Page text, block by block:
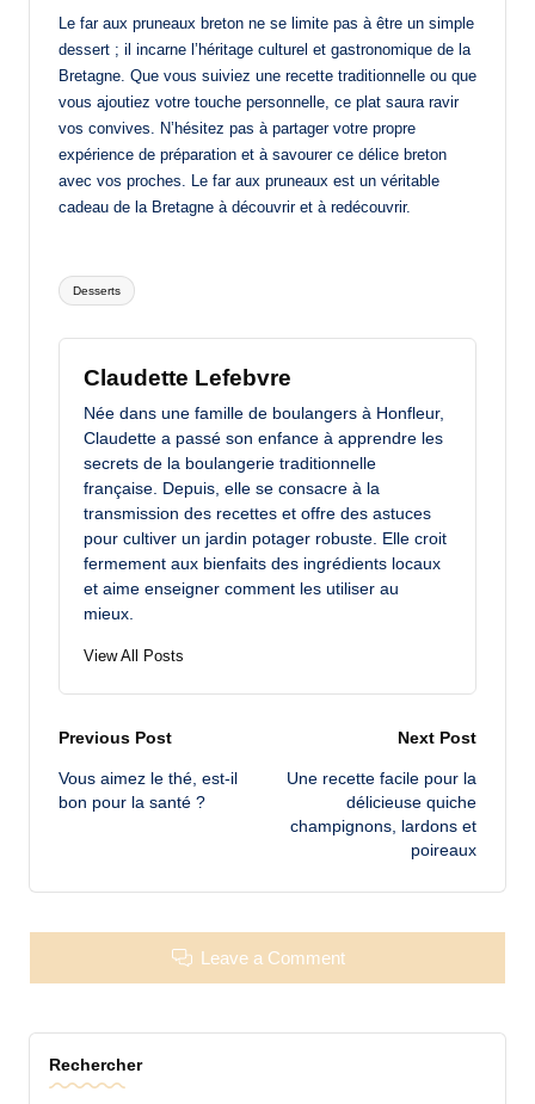
Le far aux pruneaux breton ne se limite pas à être un simple
dessert ; il incarne l’héritage culturel et gastronomique de la
Bretagne. Que vous suiviez une recette traditionnelle ou que
vous ajoutiez votre touche personnelle, ce plat saura ravir
vos convives. N’hésitez pas à partager votre propre
expérience de préparation et à savourer ce délice breton
avec vos proches. Le far aux pruneaux est un véritable
cadeau de la Bretagne à découvrir et à redécouvrir.
Tags:
Desserts
Claudette Lefebvre
Née dans une famille de boulangers à Honfleur,
Claudette a passé son enfance à apprendre les
secrets de la boulangerie traditionnelle
française. Depuis, elle se consacre à la
transmission des recettes et offre des astuces
pour cultiver un jardin potager robuste. Elle croit
fermement aux bienfaits des ingrédients locaux
et aime enseigner comment les utiliser au
mieux.
View All Posts
Post
navigation
Previous Post
Vous aimez le thé, est-il
bon pour la santé ?
Next Post
Une recette facile pour la
délicieuse quiche
champignons, lardons et
poireaux
Leave a Comment
Rechercher